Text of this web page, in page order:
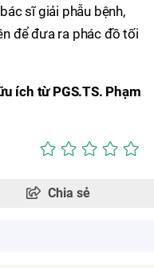
sĩ giải phẫu bệnh,
để đưa ra phác đồ tối
ích từ PGS.TS. Phạm
Chia sẻ